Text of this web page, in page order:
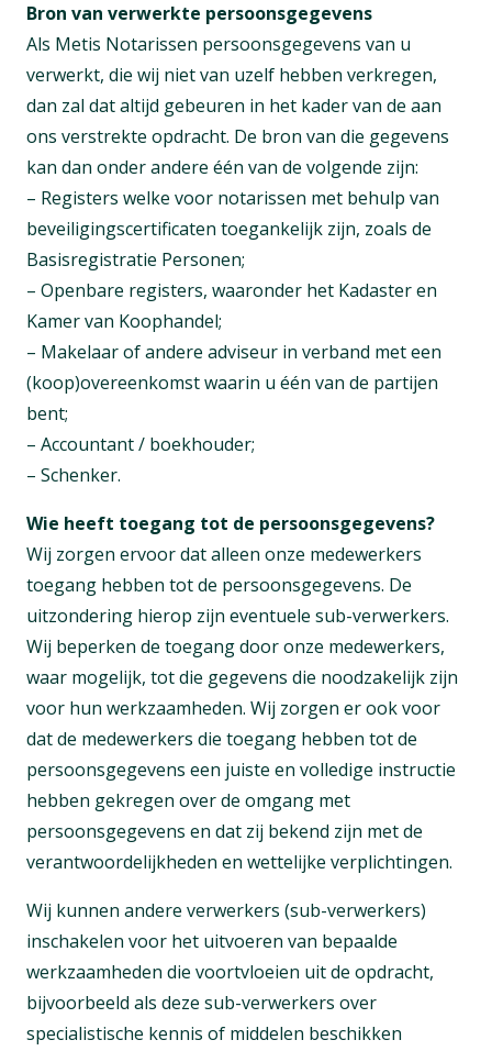
Bron van verwerkte persoonsgegevens
Als Metis Notarissen persoonsgegevens van u
verwerkt, die wij niet van uzelf hebben verkregen,
dan zal dat altijd gebeuren in het kader van de aan
ons verstrekte opdracht. De bron van die gegevens
kan dan onder andere één van de volgende zijn:
– Registers welke voor notarissen met behulp van
beveiligingscertificaten toegankelijk zijn, zoals de
Basisregistratie Personen;
– Openbare registers, waaronder het Kadaster en
Kamer van Koophandel;
– Makelaar of andere adviseur in verband met een
(koop)overeenkomst waarin u één van de partijen
bent;
– Accountant / boekhouder;
– Schenker.
Wie heeft toegang tot de persoonsgegevens?
Wij zorgen ervoor dat alleen onze medewerkers
toegang hebben tot de persoonsgegevens. De
uitzondering hierop zijn eventuele sub-verwerkers.
Wij beperken de toegang door onze medewerkers,
waar mogelijk, tot die gegevens die noodzakelijk zijn
voor hun werkzaamheden. Wij zorgen er ook voor
dat de medewerkers die toegang hebben tot de
persoonsgegevens een juiste en volledige instructie
hebben gekregen over de omgang met
persoonsgegevens en dat zij bekend zijn met de
verantwoordelijkheden en wettelijke verplichtingen.
Wij kunnen andere verwerkers (sub-verwerkers)
inschakelen voor het uitvoeren van bepaalde
werkzaamheden die voortvloeien uit de opdracht,
bijvoorbeeld als deze sub-verwerkers over
specialistische kennis of middelen beschikken